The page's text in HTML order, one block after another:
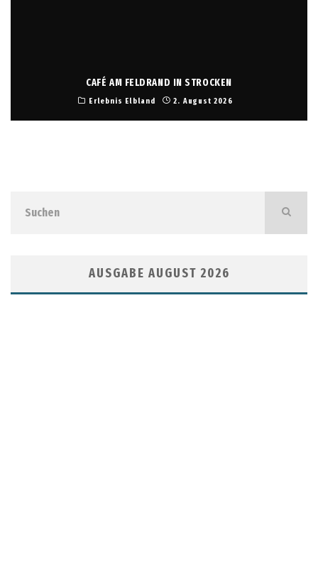
CAFÉ AM FELDRAND IN STROCKEN
Erlebnis Elbland 2. August 2026
AUSGABE AUGUST 2026